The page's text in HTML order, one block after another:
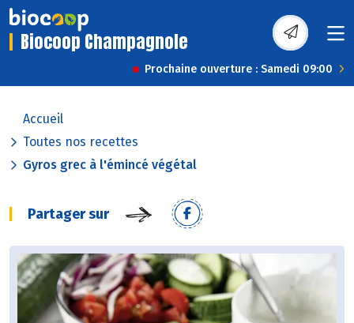
Biocoop Champagnole
Prochaine ouverture : Samedi 09:00
Accueil
Toutes nos recettes
Gyros grec à l'émincé végétal
Partager sur